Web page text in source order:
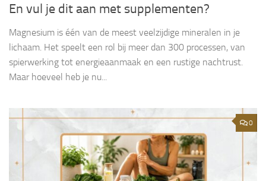
En vul je dit aan met supplementen?
Magnesium is één van de meest veelzijdige mineralen in je
lichaam. Het speelt een rol bij meer dan 300 processen, van
spierwerking tot energieaanmaak en een rustige nachtrust.
Maar hoeveel heb je nu...
0